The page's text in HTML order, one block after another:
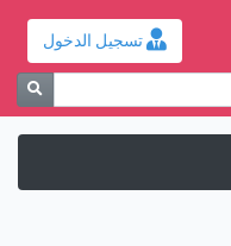
تسجيل الدخول